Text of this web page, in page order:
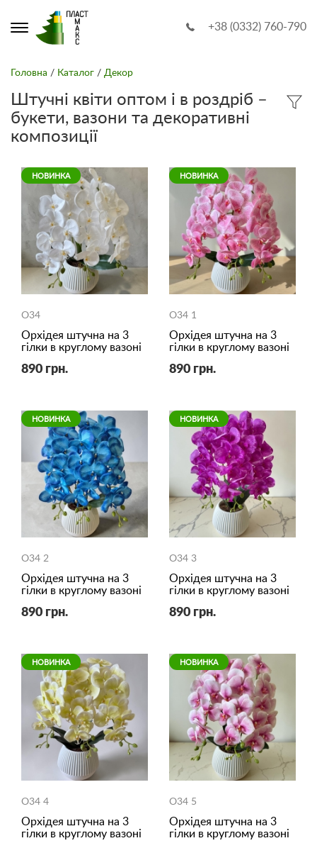
+38 (0332) 760-790
Головна / Каталог / Декор
Штучні квіти оптом і в роздріб –
букети, вазони та декоративні
композиції
НОВИНКА
O34
Орхідея штучна на 3
гілки в круглому вазоні
890 грн.
НОВИНКА
O34 1
Орхідея штучна на 3
гілки в круглому вазоні
890 грн.
НОВИНКА
O34 2
Орхідея штучна на 3
гілки в круглому вазоні
890 грн.
НОВИНКА
O34 3
Орхідея штучна на 3
гілки в круглому вазоні
890 грн.
НОВИНКА
O34 4
Орхідея штучна на 3
гілки в круглому вазоні
НОВИНКА
O34 5
Орхідея штучна на 3
гілки в круглому вазоні